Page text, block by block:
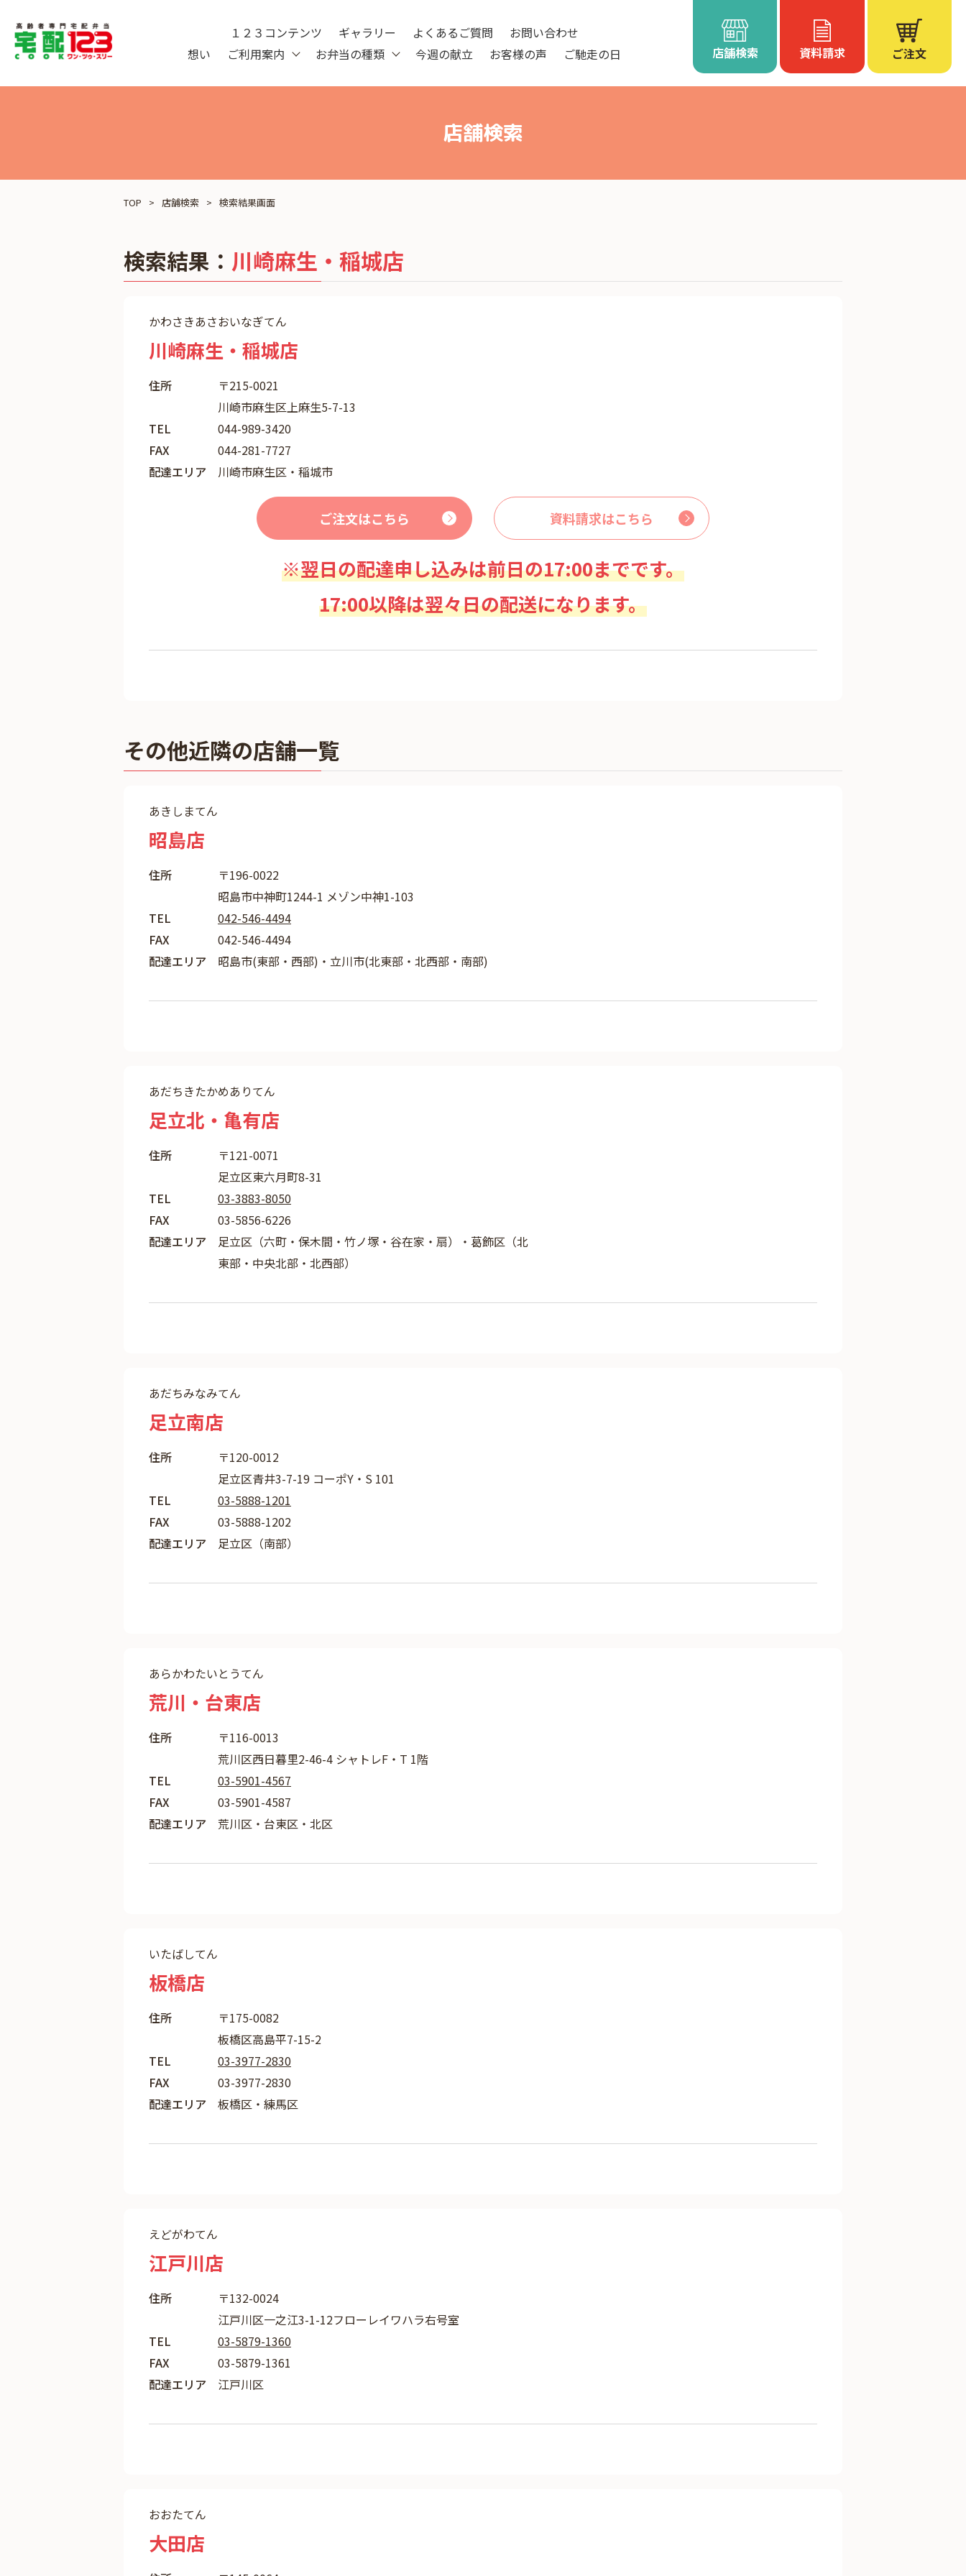
想い ご利用案内 お弁当の種類 今週の献立 お客様の声 ご馳走の日
１２３コンテンツ ギャラリー よくあるご質問
お問い合わせ
店舗検索
資料請求 ご注文
店舗検索
TOP 店舗検索 検索結果画面
検索結果： 川崎麻生・稲城店
かわさきあさおいなぎてん
川崎麻生・稲城店
住所
〒215-0021
川崎市麻生区上麻生5-7-13
TEL
044-989-3420
FAX
044-281-7727
配達エリア
川崎市麻生区・稲城市
ご注文はこちら 資料請求はこちら
※翌日の配達申し込みは前日の17:00までです。
17:00以降は翌々日の配送になります。
その他近隣の店舗一覧
あきしまてん
昭島店
住所
〒196-0022
昭島市中神町1244-1 メゾン中神1-103
TEL
042-546-4494
FAX
042-546-4494
配達エリア
昭島市(東部・西部)・立川市(北東部・北西部・南部)
あだちきたかめありてん
足立北・亀有店
住所
〒121-0071
足立区東六月町8-31
TEL
03-3883-8050
FAX
03-5856-6226
配達エリア
足立区（六町・保木間・竹ノ塚・谷在家・扇）・葛飾区（北
東部・中央北部・北西部）
あだちみなみてん
足立南店
住所
〒120-0012
足立区青井3-7-19 コーポY・S 101
TEL
03-5888-1201
FAX
03-5888-1202
配達エリア
足立区（南部）
あらかわたいとうてん
荒川・台東店
住所
〒116-0013
荒川区西日暮里2-46-4 シャトレF・T 1階
TEL
03-5901-4567
FAX
03-5901-4587
配達エリア
荒川区・台東区・北区
いたばしてん
板橋店
住所
〒175-0082
板橋区高島平7-15-2
TEL
03-3977-2830
FAX
03-3977-2830
配達エリア
板橋区・練馬区
えどがわてん
江戸川店
住所
〒132-0024
江戸川区一之江3-1-12フローレイワハラ右号室
TEL
03-5879-1360
FAX
03-5879-1361
配達エリア
江戸川区
おおたてん
大田店